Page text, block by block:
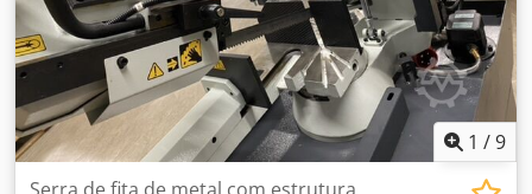
1 /9